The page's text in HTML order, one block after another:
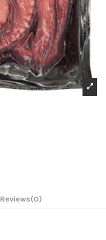
Reviews(0)